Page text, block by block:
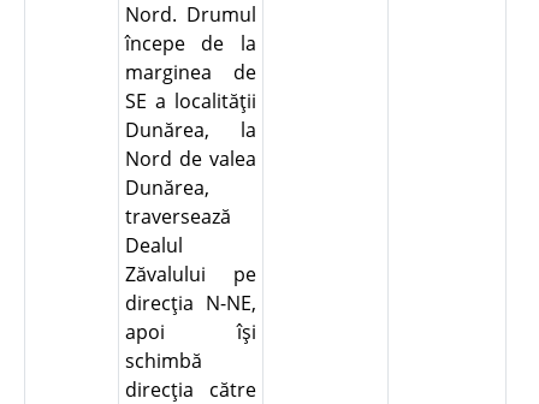
Nord. Drumul
începe de la
marginea de
SE a localităţii
Dunărea, la
Nord de valea
Dunărea,
traversează
Dealul
Zăvalului pe
direcţia N-NE,
apoi îşi
schimbă
direcţia către